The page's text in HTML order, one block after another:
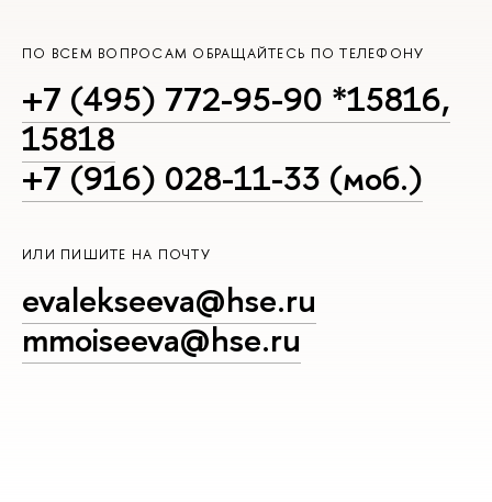
ПО ВСЕМ ВОПРОСАМ ОБРАЩАЙТЕСЬ ПО ТЕЛЕФОНУ
+7 (495) 772-95-90 *15816,
15818
+7 (916) 028-11-33 (моб.)
ИЛИ ПИШИТЕ НА ПОЧТУ
evalekseeva@hse.ru
mmoiseeva@hse.ru